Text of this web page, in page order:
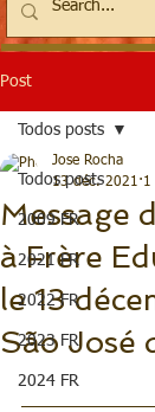
Post
Todos posts
2009 FR
2021 FR
2022 FR
2023 FR
2024 FR
Todos posts
Message
à Frère
le 13
São José
Jose Rocha
13 déc. 2021 1